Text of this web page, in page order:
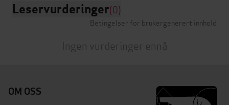
Leservurderinger(0)
Betingelser for brukergenerert innhold
Ingen vurderinger ennå
OM OSS